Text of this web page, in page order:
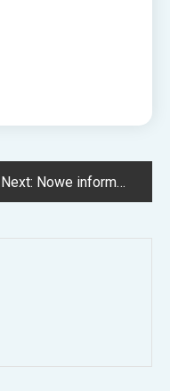
Next: Nowe informacje na temat kontuzji napastnika Lecha Poznań